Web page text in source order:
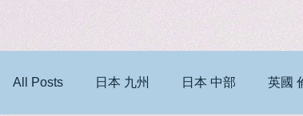
All Posts 日本 九州 日本 中部 英國